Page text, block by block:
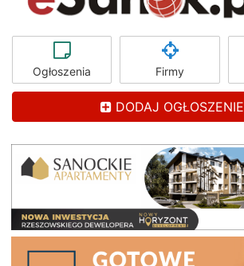
Ogłoszenia Firmy
DODAJ OGŁOSZENIE